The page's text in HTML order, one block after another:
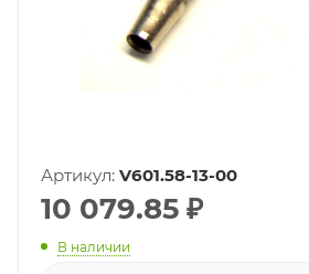
Артикул: V601.58-13-00
10 079.85 ₽
В наличии